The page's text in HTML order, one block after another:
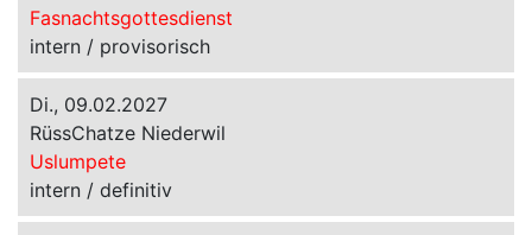
Fasnachtsgottesdienst
intern / provisorisch
Di., 09.02.2027
RüssChatze Niederwil
Uslumpete
intern / definitiv